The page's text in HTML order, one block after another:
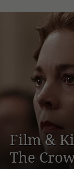
Film &
The